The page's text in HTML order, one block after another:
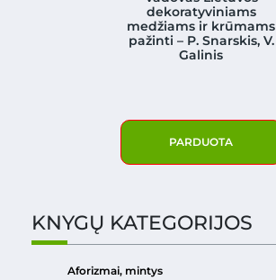
dekoratyviniams
medžiams ir krūmams
pažinti – P. Snarskis, V.
Galinis
PARDUOTA
KNYGŲ KATEGORIJOS
Aforizmai, mintys